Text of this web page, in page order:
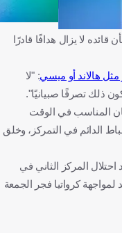
قائده لا يزال هدافًا قادرًا
مثل هالاند أو ميسي: "لا
ذلك تصرفًا صبيانيًا".
المناسب في الوقت
الدائم في التمركز، وخلق
المونديال، بعد احتلال المركز الثاني في
برصيد 5 نقاط، وتستعد لمواجهة كرواتيا فجر الجمعة